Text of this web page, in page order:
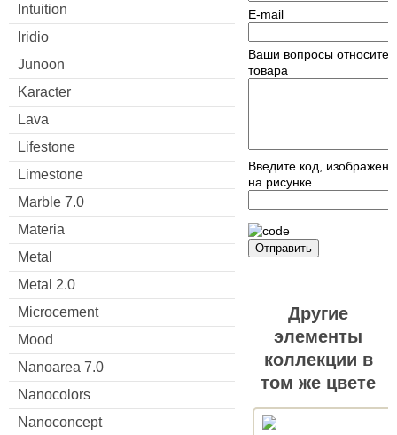
Intuition
Iridio
Junoon
Karacter
Lava
Lifestone
Limestone
Marble 7.0
Materia
Metal
Metal 2.0
Microcement
Mood
Nanoarea 7.0
Nanocolors
Nanoconcept
E-mail
Ваши вопросы
товара
Введите код,
на рисунке
Отправить
Другие
элементы
коллекции в
том же цвете